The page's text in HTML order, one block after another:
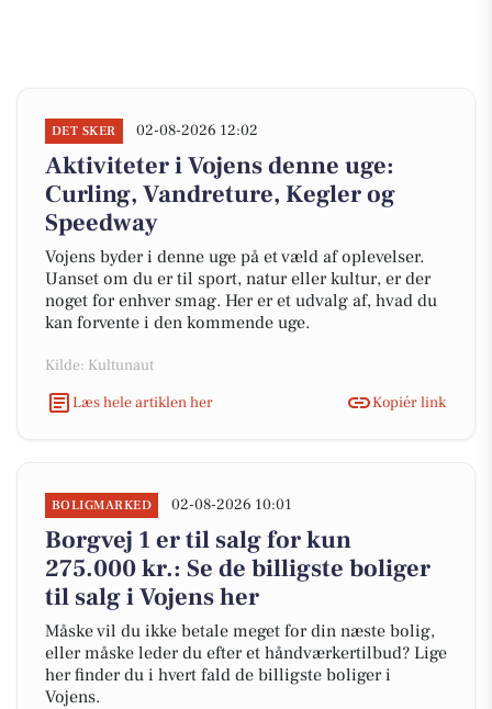
DET SKER 02-08-2026 12:02
Aktiviteter i Vojens denne uge:
Curling, Vandreture, Kegler og
Speedway
Vojens byder i denne uge på et væld af oplevelser.
Uanset om du er til sport, natur eller kultur, er der
noget for enhver smag. Her er et udvalg af, hvad du
kan forvente i den kommende uge.
Kilde: Kultunaut
Læs hele artiklen her
Kopiér link
BOLIGMARKED 02-08-2026 10:01
Borgvej 1 er til salg for kun
275.000 kr.: Se de billigste boliger
til salg i Vojens her
Måske vil du ikke betale meget for din næste bolig,
eller måske leder du efter et håndværkertilbud? Lige
her finder du i hvert fald de billigste boliger i
Vojens.